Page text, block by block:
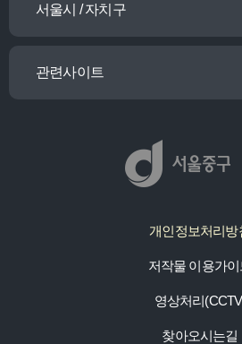
서울시 / 자치구
관련사이트
개인정보처리방
저작물 이용가이
영상처리
찾아오시는길